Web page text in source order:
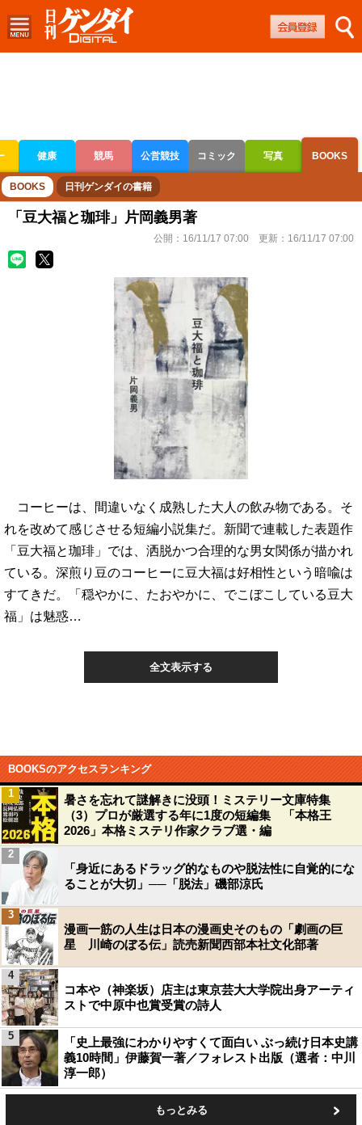
健康 競馬 公営競技 コミック 写真 BOOKS
ボートレース 競輪 オートレース
BOOKS 日刊ゲンダイの書籍
「豆大福と珈琲」片岡義男著
公開： 16/11/17 07:00 更新： 16/11/17 07:00
コーヒーは、間違いなく成熟した大人の飲み物である。そ
れを改めて感じさせる短編小説集だ。新聞で連載した表題作
「豆大福と珈琲」では、洒脱かつ合理的な男女関係が描かれ
ている。深煎り豆のコーヒーに豆大福は好相性という暗喩は
すてきだ。「穏やかに、たおやかに、でこぼこしている豆大
福」は魅惑…
全文表示する
BOOKSのアクセスランキング
暑さを忘れて謎解きに没頭！ミステリー文庫特集
（3）プロが厳選する年に1度の短編集 「本格王
2026」本格ミステリ作家クラブ選・編
1
「身近にあるドラッグ的なものや脱法性に自覚的にな
ることが大切」──「脱法」磯部涼氏
2
漫画一筋の人生は日本の漫画史そのもの「劇画の巨
星 川崎のぼる伝」読売新聞西部本社文化部著
3
コ本や（神楽坂）店主は東京芸大大学院出身アーティ
ストで中原中也賞受賞の詩人
4
「史上最強にわかりやすくて面白い ぶっ続け日本史講
義10時間」伊藤賀一著／フォレスト出版（選者：中川
淳一郎）
5
もっとみる